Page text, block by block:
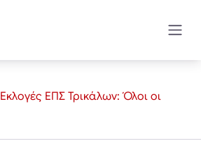
Εκλογές ΕΠΣ Τρικάλων: Όλοι οι